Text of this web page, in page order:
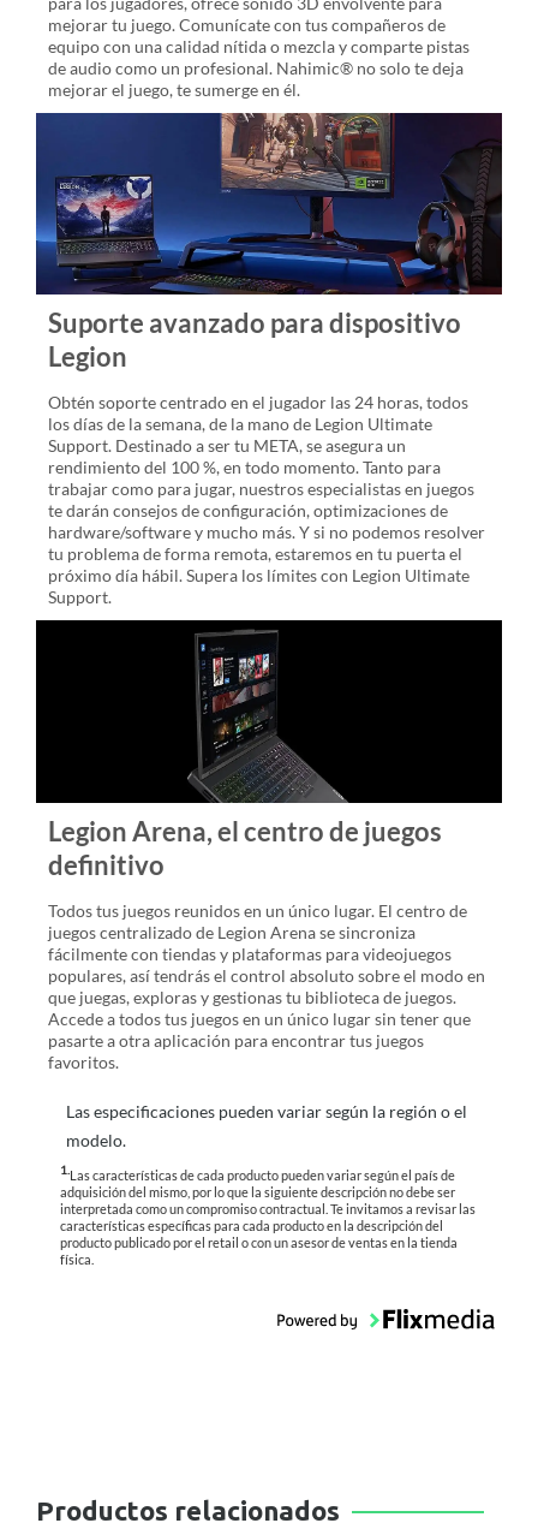
mejorar tu juego. Comunícate con tus compañeros de
equipo con una calidad nítida o mezcla y comparte pistas
de audio como un profesional. Nahimic® no solo te deja
mejorar el juego, te sumerge en él.
Suporte avanzado para dispositivo
Legion
Obtén soporte centrado en el jugador las 24 horas, todos
los días de la semana, de la mano de Legion Ultimate
Support. Destinado a ser tu META, se asegura un
rendimiento del 100 %, en todo momento. Tanto para
trabajar como para jugar, nuestros especialistas en juegos
te darán consejos de configuración, optimizaciones de
hardware/software y mucho más. Y si no podemos resolver
tu problema de forma remota, estaremos en tu puerta el
próximo día hábil. Supera los límites con Legion Ultimate
Support.
Legion Arena, el centro de juegos
definitivo
Todos tus juegos reunidos en un único lugar. El centro de
juegos centralizado de Legion Arena se sincroniza
fácilmente con tiendas y plataformas para videojuegos
populares, así tendrás el control absoluto sobre el modo en
que juegas, exploras y gestionas tu biblioteca de juegos.
Accede a todos tus juegos en un único lugar sin tener que
pasarte a otra aplicación para encontrar tus juegos
favoritos.
Las especificaciones pueden variar según la región o el
modelo.
1. Las características de cada producto pueden variar según el país de
adquisición del mismo, por lo que la siguiente descripción no debe ser
interpretada como un compromiso contractual. Te invitamos a revisar las
características específicas para cada producto en la descripción del
producto publicado por el retail o con un asesor de ventas en la tienda
física.
Productos relacionados